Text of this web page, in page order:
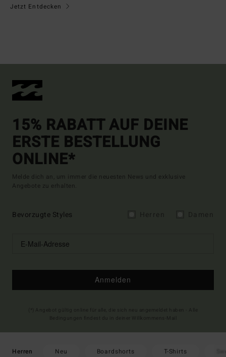
Jetzt Entdecken
15% RABATT AUF DEINE
ERSTE BESTELLUNG
ONLINE*
Melde dich an, um immer die neuesten News und exklusive
Angebote zu erhalten.
Bevorzugte Styles
Anmelden
Herren Neu Boardshorts T-Shirts